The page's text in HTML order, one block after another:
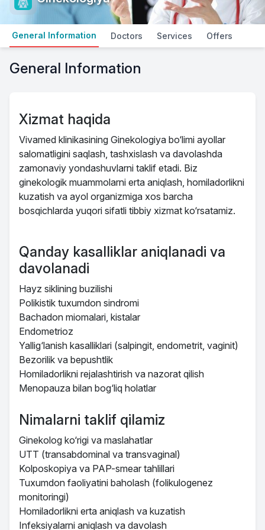
General Information Doctors Services Offers
General Information
Xizmat haqida
Vivamed klinikasining Ginekologiya bo‘limi ayollar
salomatligini saqlash, tashxislash va davolashda
zamonaviy yondashuvlarni taklif etadi. Biz
ginekologik muammolarni erta aniqlash, homiladorlikni
kuzatish va ayol organizmiga xos barcha
bosqichlarda yuqori sifatli tibbiy xizmat ko‘rsatamiz.
Qanday kasalliklar aniqlanadi va
davolanadi
Hayz siklining buzilishi
Polikistik tuxumdon sindromi
Bachadon miomalari, kistalar
Endometrioz
Yallig‘lanish kasalliklari (salpingit, endometrit, vaginit)
Bezorilik va bepushtlik
Homiladorlikni rejalashtirish va nazorat qilish
Menopauza bilan bog‘liq holatlar
Nimalarni taklif qilamiz
Ginekolog ko‘rigi va maslahatlar
UTT (transabdominal va transvaginal)
Kolposkopiya va PAP-smear tahlillari
Tuxumdon faoliyatini baholash (folikulogenez
monitoringi)
Homiladorlikni erta aniqlash va kuzatish
Infeksiyalarni aniqlash va davolash